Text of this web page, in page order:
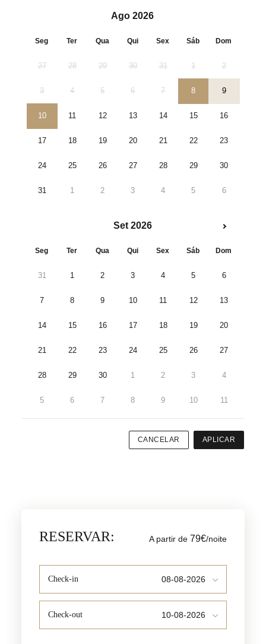
Ago 2026
Seg Ter Qua Qui Sex Sáb Dom
27 28 29 30 31 1 2
3 4 5 6 7 8 9
10 11 12 13 14 15 16
17 18 19 20 21 22 23
24 25 26 27 28 29 30
31 1 2 3 4 5 6
Set 2026
Seg Ter Qua Qui Sex Sáb Dom
31 1 2 3 4 5 6
7 8 9 10 11 12 13
14 15 16 17 18 19 20
21 22 23 24 25 26 27
28 29 30 1 2 3 4
5 6 7 8 9 10 11
CANCELAR APLICAR
RESERVAR: A partir de79€/noite
Check-in
Check-out